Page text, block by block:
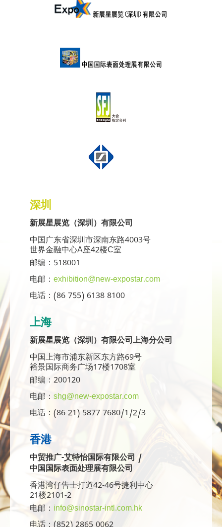
深圳
新展星展览（深圳）有限公司
中国广东省深圳市深南东路4003号
世界金融中心A座42楼C室
邮编：518001
电邮： exhibition@new-expostar.com
电话：(86 755) 6138 8100
上海
新展星展览（深圳）有限公司上海分公司
中国上海市浦东新区东方路69号
裕景国际商务广场17楼1708室
邮编：200120
电邮： shg@new-expostar.com
电话：(86 21) 5877 7680/1/2/3
香港
中贸推广-艾特怡国际有限公司 /
中国国际表面处理展有限公司
香港湾仔告士打道42-46号捷利中心
21楼2101-2
电邮： info@sinostar-intl.com.hk